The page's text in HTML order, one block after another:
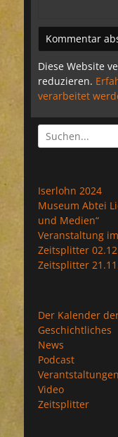
Diese Website
reduzieren.
verarbeitet
Suchen
nach:
Iserlohn 2024
Museum Abtei
und Medien“
Veranstaltung
Zeitsplitter
Zeitsplitter
Der Kalender
Geschichtliches
News
Podcast
Verantstaltungen
Video
Zeitsplitter